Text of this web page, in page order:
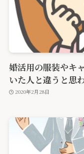
婚活用の服装やキ
いた人と違うと思
2020年2月28日